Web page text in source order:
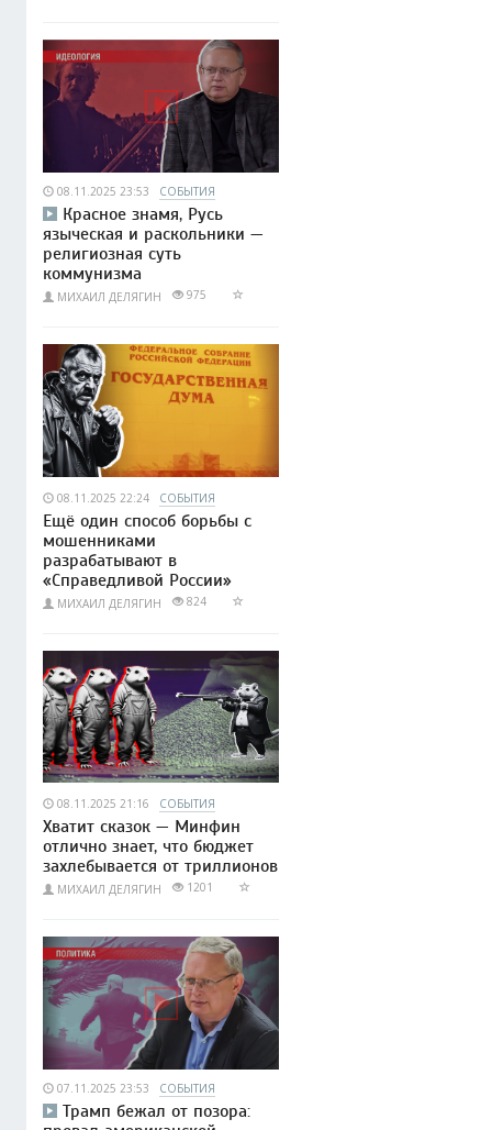
08.11.2025 23:53 СОБЫТИЯ
Красное знамя, Русь
языческая и раскольники —
религиозная суть
коммунизма
МИХАИЛ ДЕЛЯГИН 975
08.11.2025 22:24 СОБЫТИЯ
Ещё один способ борьбы с
мошенниками
разрабатывают в
«Справедливой России»
МИХАИЛ ДЕЛЯГИН 824
08.11.2025 21:16 СОБЫТИЯ
Хватит сказок — Минфин
отлично знает, что бюджет
захлебывается от триллионов
МИХАИЛ ДЕЛЯГИН 1201
07.11.2025 23:53 СОБЫТИЯ
Трамп бежал от позора: